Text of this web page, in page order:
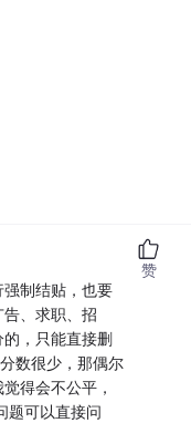
制结贴，也要
、求职、招
，只能直接删
数很少，那偶尔
得会不公平，
题可以直接问
赞